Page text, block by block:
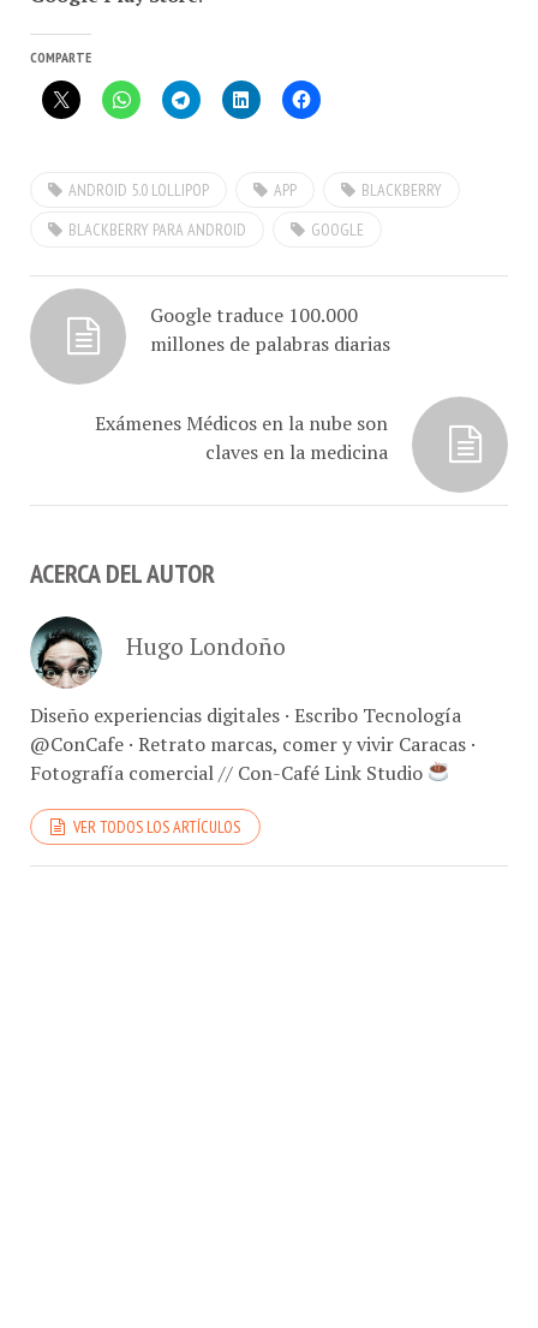
Google traduce 100.000
millones de palabras diarias
Exámenes Médicos en la nube son
claves en la medicina
ACERCA DEL AUTOR
Hugo Londoño
Diseño experiencias digitales · Escribo Tecnología
@ConCafe · Retrato marcas, comer y vivir Caracas ·
Fotografía comercial // Con-Café Link Studio
VER TODOS LOS ARTÍCULOS